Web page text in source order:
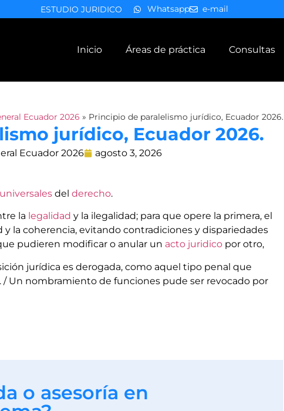
ESTUDIO JURIDICO Whatsapp e-mail
Inicio Áreas de práctica Consultas
Ecuador 2026 » Principio de paralelismo jurídico, Ecuador 2026.
jurídico, Ecuador 2026.
Ecuador 2026 agosto 3, 2026
del derecho.
la legalidad y la ilegalidad; para que opere la primera, el
y la coherencia, evitando contradiciones y dispariedades
pudieren modificar o anular un acto juridico por otro,
jurídica es derogada, como aquel tipo penal que
. / Un nombramiento de funciones pude ser revocado por
o asesoría en